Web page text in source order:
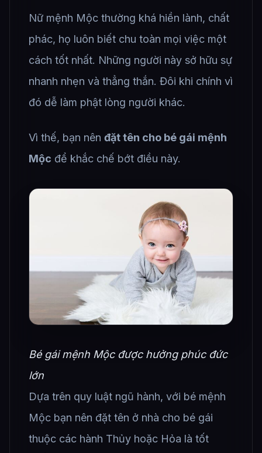
Nữ mệnh Mộc thường khá hiền lành, chất
phác, họ luôn biết chu toàn mọi việc một
cách tốt nhất. Những người này sở hữu sự
nhanh nhẹn và thẳng thắn. Đôi khi chính vì
đó dễ làm phật lòng người khác.
Vì thế, bạn nên đặt tên cho bé gái mệnh
Mộc để khắc chế bớt điều này.
Bé gái mệnh Mộc được hưởng phúc đức
lớn
Dựa trên quy luật ngũ hành, với bé mệnh
Mộc bạn nên đặt tên ở nhà cho bé gái
thuộc các hành Thủy hoặc Hỏa là tốt